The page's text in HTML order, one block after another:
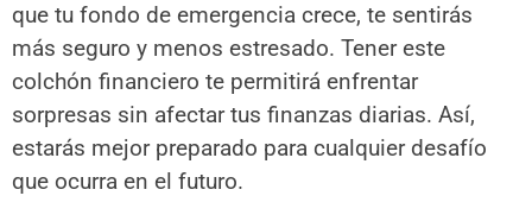
que tu fondo de emergencia crece, te sentirás
más seguro y menos estresado. Tener este
colchón financiero te permitirá enfrentar
sorpresas sin afectar tus finanzas diarias. Así,
estarás mejor preparado para cualquier desafío
que ocurra en el futuro.